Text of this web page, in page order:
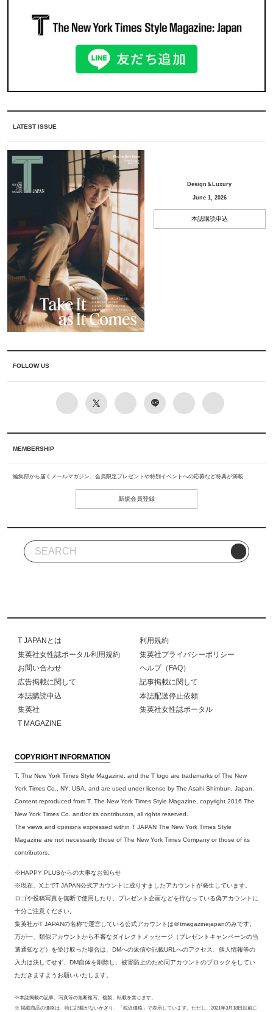
LATEST ISSUE
Design＆Luxury
June 1, 2026
本誌購読申込
FOLLOW US
MEMBERSHIP
編集部から届くメールマガジン、会員限定プレゼントや特別イベントへの応募など特典が満載
新規会員登録
T JAPANとは
利用規約
集英社女性誌ポータル利用規約
集英社プライバシーポリシー
お問い合わせ
ヘルプ（FAQ）
広告掲載に関して
記事掲載に関して
本誌購読申込
本誌配送停止依頼
集英社
集英社女性誌ポータル
T MAGAZINE
COPYRIGHT INFORMATION
T, The New York Times Style Magazine, and the T logo are trademarks of The New
York Times Co., NY, USA, and are used under license by The Asahi Shimbun, Japan.
Content reproduced from T, The New York Times Style Magazine, copyright 2016 The
New York Times Co. and/or its contributors, all rights reserved.
The views and opinions expressed within T JAPAN The New York Times Style
Magazine are not necessarily those of The New York Times Company or those of its
contributors.
※HAPPY PLUSからの大事なお知らせ
※現在、X上でT JAPAN公式アカウントに成りすましたアカウントが発生しています。
ロゴや投稿写真を無断で使用したり、プレゼント企画などを行なっている偽アカウントに
十分ご注意ください。
集英社がT JAPANの名称で運営している公式アカウントは＠tmagazinejapanのみです。
万が一、類似アカウントから不審なダイレクトメッセージ（プレゼントキャンペーンの当
選通知など）を受け取った場合は、DMへの返信や記載URLへのアクセス、個人情報等の
入力は決してせず、DM自体を削除し、被害防止のため同アカウントのブロックをしてい
ただきますようお願いいたします。
※本誌掲載の記事、写真等の無断複写、複製、転載を禁じます。
※ 掲載商品の価格は、特に記載がないかぎり、「税込価格」で表示しています。ただし、2021年3月18日以前に